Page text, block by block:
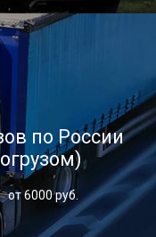
по России
от 6000 руб.